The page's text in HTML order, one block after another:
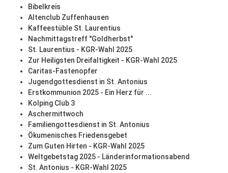
Bibelkreis
Altenclub Zuffenhausen
Kaffeestüble St. Laurentius
Nachmittagstreff "Goldherbst"
St. Laurentius - KGR-Wahl 2025
Zur Heiligsten Dreifaltigkeit - KGR-Wahl 2025
Caritas-Fastenopfer
Jugendgottesdienst in St. Antonius
Erstkommunion 2025 - Ein Herz für ...
Kolping Club 3
Aschermittwoch
Familiengottesdienst in St. Antonius
Ökumenisches Friedensgebet
Zum Guten Hirten - KGR-Wahl 2025
Weltgebetstag 2025 - Länderinformationsabend
St. Antonius - KGR-Wahl 2025